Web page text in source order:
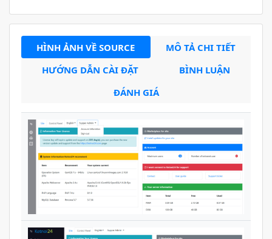
HÌNH ẢNH VỀ SOURCE
MÔ TẢ CHI TIẾT
HƯỚNG DẪN CÀI ĐẶT
BÌNH LUẬN
ĐÁNH GIÁ